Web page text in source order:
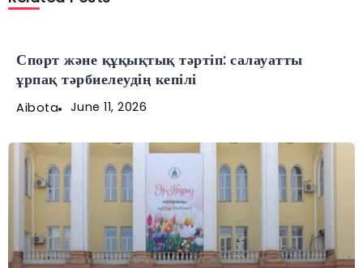
Спорт және құқықтық тәртіп: салауатты
ұрпақ тәрбиелеудің кепілі
Aibota June 11, 2026